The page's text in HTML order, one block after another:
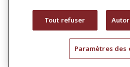
Tout refuser
Paramètres des